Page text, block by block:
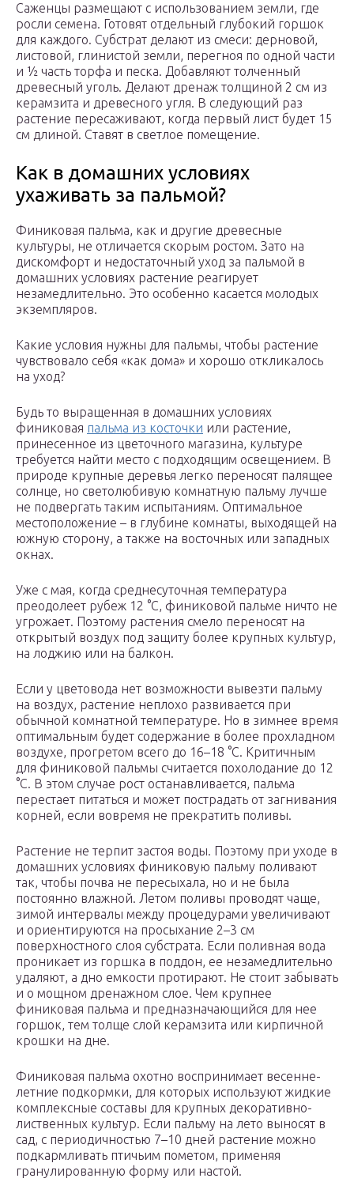
Саженцы размещают с использованием земли, где
росли семена. Готовят отдельный глубокий горшок
для каждого. Субстрат делают из смеси: дерновой,
листовой, глинистой земли, перегноя по одной части
и ½ часть торфа и песка. Добавляют толченный
древесный уголь. Делают дренаж толщиной 2 см из
керамзита и древесного угля. В следующий раз
растение пересаживают, когда первый лист будет 15
см длиной. Ставят в светлое помещение.
Как в домашних условиях
ухаживать за пальмой?
Финиковая пальма, как и другие древесные
культуры, не отличается скорым ростом. Зато на
дискомфорт и недостаточный уход за пальмой в
домашних условиях растение реагирует
незамедлительно. Это особенно касается молодых
экземпляров.
Какие условия нужны для пальмы, чтобы растение
чувствовало себя «как дома» и хорошо откликалось
на уход?
Будь то выращенная в домашних условиях
финиковая пальма из косточки или растение,
принесенное из цветочного магазина, культуре
требуется найти место с подходящим освещением. В
природе крупные деревья легко переносят палящее
солнце, но светолюбивую комнатную пальму лучше
не подвергать таким испытаниям. Оптимальное
местоположение – в глубине комнаты, выходящей на
южную сторону, а также на восточных или западных
окнах.
Уже с мая, когда среднесуточная температура
преодолеет рубеж 12 °C, финиковой пальме ничто не
угрожает. Поэтому растения смело переносят на
открытый воздух под защиту более крупных культур,
на лоджию или на балкон.
Если у цветовода нет возможности вывезти пальму
на воздух, растение неплохо развивается при
обычной комнатной температуре. Но в зимнее время
оптимальным будет содержание в более прохладном
воздухе, прогретом всего до 16–18 °C. Критичным
для финиковой пальмы считается похолодание до 12
°C. В этом случае рост останавливается, пальма
перестает питаться и может пострадать от загнивания
корней, если вовремя не прекратить поливы.
Растение не терпит застоя воды. Поэтому при уходе в
домашних условиях финиковую пальму поливают
так, чтобы почва не пересыхала, но и не была
постоянно влажной. Летом поливы проводят чаще,
зимой интервалы между процедурами увеличивают
и ориентируются на просыхание 2–3 см
поверхностного слоя субстрата. Если поливная вода
проникает из горшка в поддон, ее незамедлительно
удаляют, а дно емкости протирают. Не стоит забывать
и о мощном дренажном слое. Чем крупнее
финиковая пальма и предназначающийся для нее
горшок, тем толще слой керамзита или кирпичной
крошки на дне.
Финиковая пальма охотно воспринимает весенне-
летние подкормки, для которых используют жидкие
комплексные составы для крупных декоративно-
лиственных культур. Если пальму на лето выносят в
сад, с периодичностью 7–10 дней растение можно
подкармливать птичьим пометом, применяя
гранулированную форму или настой.